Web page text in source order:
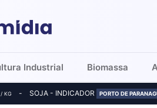
Industrial Biomassa
KG SOJA - INDICADOR PORTO DE